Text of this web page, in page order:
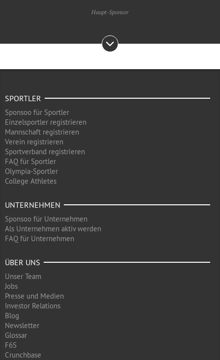
Haupt-Sponsor
SPORTLER
Sponsoo für Sportler
Einzelsportler registrieren
Mannschaft registrieren
Verein registrieren
Sportverband registrieren
FAQ für Sportler
Olympia-Sportler
College Athletes
UNTERNEHMEN
Sponsoo für Unternehmen
Als Unternehmen aktiv werden
FAQ für Unternehmen
ÜBER UNS
Unser Team
Jobs
Presse und Medien
Investor Relations
Blog
Newsletter
Glossar
F6S
Crunchbase